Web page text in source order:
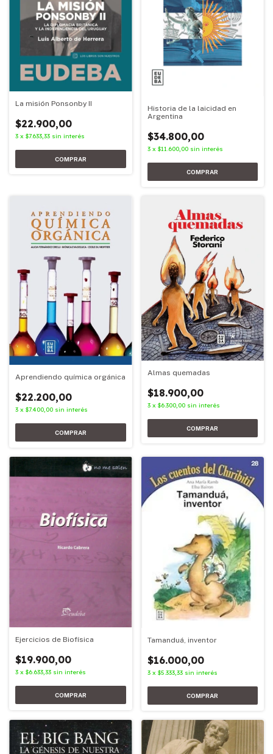
La misión Ponsonby II
$22.900,00
3 x $7.633,33 sin interés
Historia de la laicidad en
Argentina
$34.800,00
3 x $11.600,00 sin interés
Aprendiendo química orgánica
$22.200,00
3 x $7.400,00 sin interés
Almas quemadas
$18.900,00
3 x $6.300,00 sin interés
Ejercicios de Biofísica
$19.900,00
3 x $6.633,33 sin interés
Tamanduá, inventor
$16.000,00
3 x $5.333,33 sin interés